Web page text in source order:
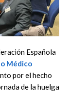
Española
Médico
por el hecho
de la huelga